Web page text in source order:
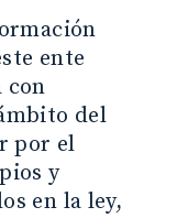
ente
con
del
por el
y
en la ley,